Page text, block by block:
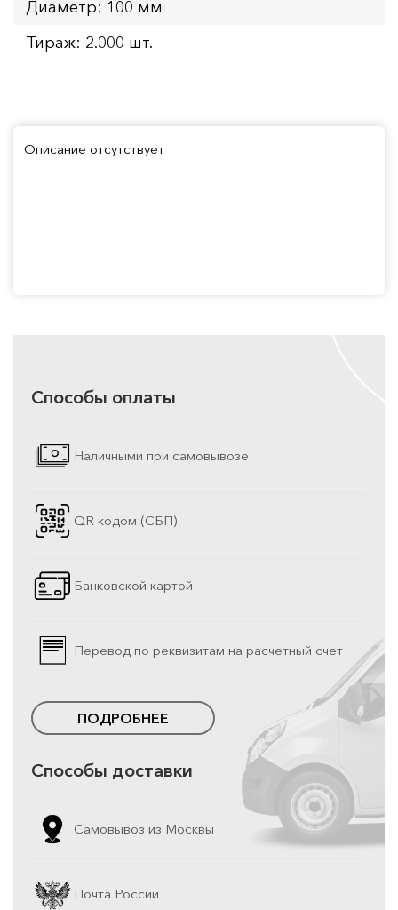
Диаметр: 100 мм
Тираж: 2.000 шт.
Описание отсутствует
Способы оплаты
Наличными при самовывозе
QR кодом (СБП)
Банковской картой
Перевод по реквизитам на расчетный счет
ПОДРОБНЕЕ
Способы доставки
Самовывоз из Москвы
Почта России